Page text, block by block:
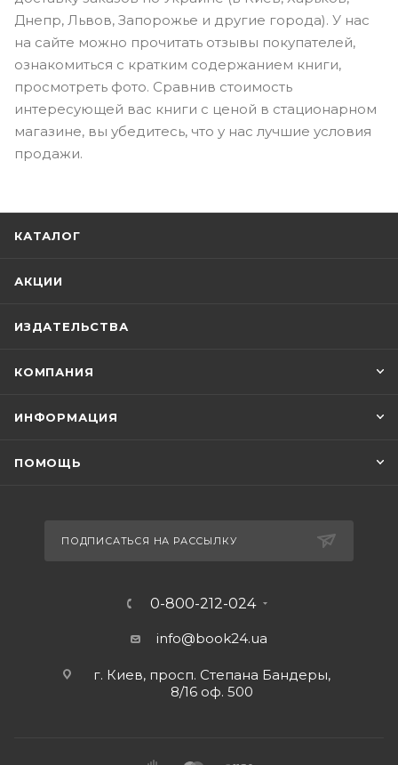
Днепр, Львов, Запорожье и другие города). У нас
на сайте можно прочитать отзывы покупателей,
ознакомиться с кратким содержанием книги,
просмотреть фото. Сравнив стоимость
интересующей вас книги с ценой в стационарном
магазине, вы убедитесь, что у нас лучшие условия
продажи.
КАТАЛОГ
АКЦИИ
ИЗДАТЕЛЬСТВА
КОМПАНИЯ
ИНФОРМАЦИЯ
ПОМОЩЬ
ПОДПИСАТЬСЯ НА РАССЫЛКУ
0-800-212-024
info@book24.ua
г. Киев, просп. Степана Бандеры,
8/16 оф. 500